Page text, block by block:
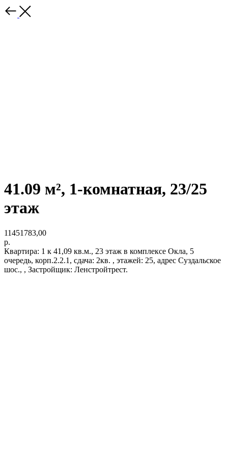
41.09 м², 1-комнатная, 23/25
этаж
11451783,00
р.
Квартира: 1 к 41,09 кв.м., 23 этаж в комплексе Окла, 5
очередь, корп.2.2.1, сдача: 2кв. , этажей: 25, адрес Суздальское
шос., , Застройщик: Ленстройтрест.